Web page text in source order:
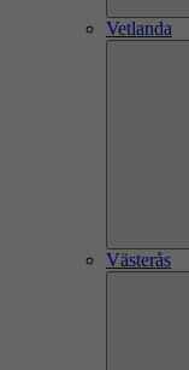
Vetlanda
Västerås